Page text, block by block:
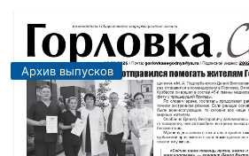
Архив выпусков